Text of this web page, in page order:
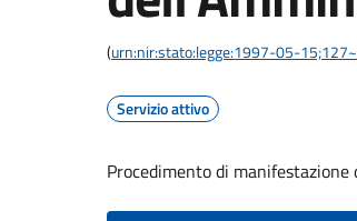
(urn:nir:stato:legge:1997-05-
Servizio attivo
Procedimento di